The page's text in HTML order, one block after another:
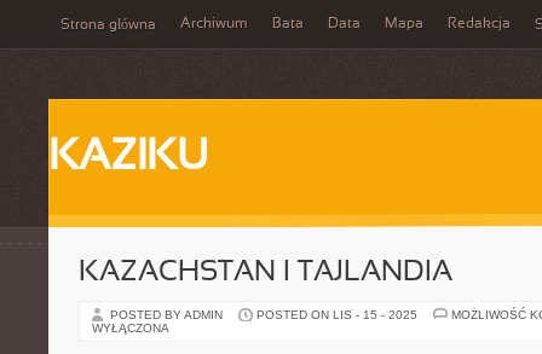
Strona główna Archiwum Bata Data Mapa Redakcja
KAZIKU
KAZACHSTAN I TAJLANDIA
POSTED BY ADMIN POSTED ON LIS - 15 - 2025
MOŻLIWOŚĆ
WYŁĄCZONA